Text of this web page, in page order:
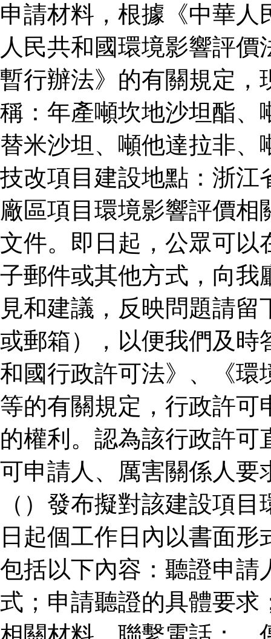
申請材料，根據《中華
人民共和國環境影響評
暫行辦法》的有關規定，
稱：年產噸坎地沙坦酯、
替米沙坦、噸他達拉非
技改項目建設地點：浙江
廠區項目環境影響評價
文件。即日起，公眾可以
子郵件或其他方式，向我
見和建議，反映問題請
或郵箱），以便我們及時
和國行政許可法》、《環
等的有關規定，行政許可
的權利。認為該行政許
可申請人、厲害關係人要
（）發布擬對該建設項
日起個工作日內以書面
包括以下內容：聽證申請
式；申請聽證的具體要求